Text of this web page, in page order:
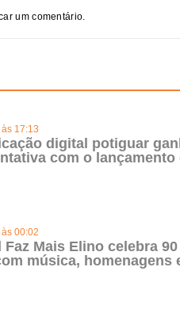
um comentário.
17:13
digital potiguar
com o lançamento
00:02
Faz Mais Elino celebra
música, homenagens